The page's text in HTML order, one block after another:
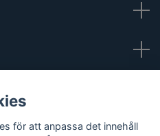
för att anpassa det innehåll